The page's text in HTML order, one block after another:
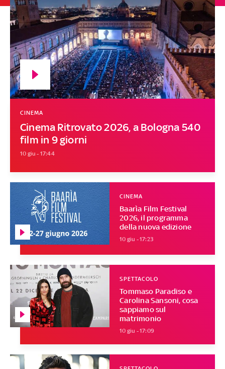
Cinema Ritrovato 2026, a Bologna 540
film in 9 giorni
CINEMA
10 giu - 17:44
Baarìa Film Festival
2026, il programma
della nuova edizione
CINEMA
10 giu - 17:23
Tommaso Paradiso e
Carolina Sansoni, cosa
sappiamo sul
matrimonio
SPETTACOLO
10 giu - 17:09